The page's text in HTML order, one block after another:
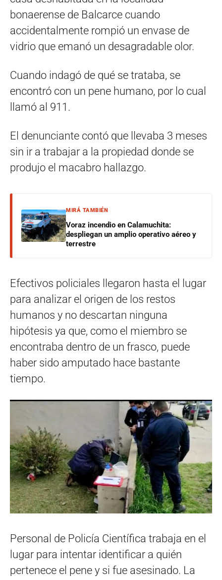
bonaerense de Balcarce cuando
accidentalmente rompió un envase de
vidrio que emanó un desagradable olor.
Cuando indagó de qué se trataba, se
encontró con un pene humano, por lo cual
llamó al 911.
El denunciante contó que llevaba 3 meses
sin ir a trabajar a la propiedad donde se
produjo el macabro hallazgo.
MIRÁ TAMBIÉN
Voraz incendio en Calamuchita:
despliegan un amplio operativo aéreo y
terrestre
Efectivos policiales llegaron hasta el lugar
para analizar el origen de los restos
humanos y no descartan ninguna
hipótesis ya que, como el miembro se
encontraba dentro de un frasco, puede
haber sido amputado hace bastante
tiempo.
Personal de Policía Científica trabaja en el
lugar para intentar identificar a quién
pertenece el pene y si fue asesinado. La